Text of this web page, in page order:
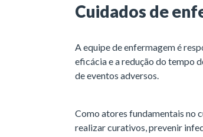
Cuidados de
A equipe de enfermagem é
eficácia e a redução do tempo
de eventos adversos.
Como atores fundamentais no
realizar curativos, prevenir